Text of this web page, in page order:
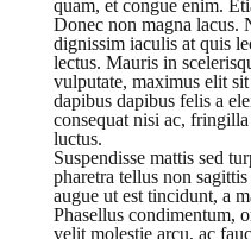
quam, et congue enim.
Donec non magna lacus.
dignissim iaculis at quis
lectus. Mauris in
vulputate, maximus elit
dapibus dapibus felis a
consequat nisi ac,
luctus.
Suspendisse mattis sed
pharetra tellus non
augue ut est tincidunt, a
Phasellus condimentum,
velit molestie arcu, ac